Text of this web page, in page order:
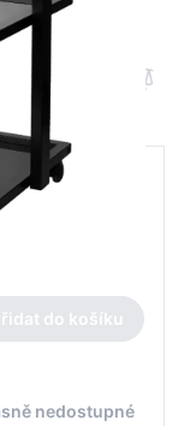
black
cena
200,00 €
slevou:
do košíku
nedostupné